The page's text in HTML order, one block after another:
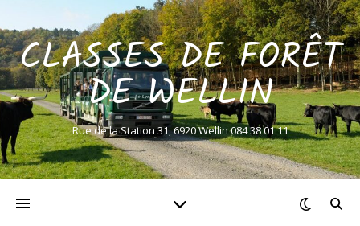
CLASSES DE FORÊT
DE WELLIN
Rue de la Station 31, 6920 Wellin 084 38 01 11